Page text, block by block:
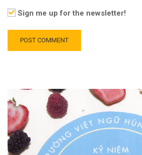
Sign me up for the newsletter!